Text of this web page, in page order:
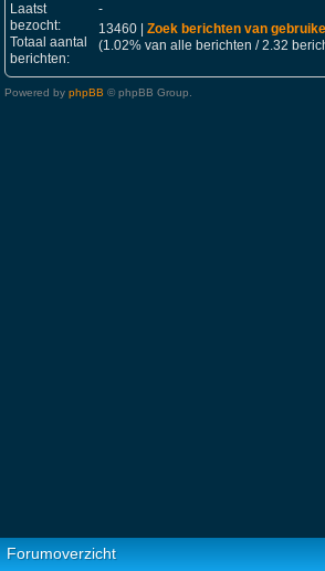
Laatst
bezocht:
-
Totaal aantal
berichten:
13460 | Zoek berichten van
(1.02% van alle berichten / 2.32
Powered by phpBB © phpBB Group.
Forumoverzicht